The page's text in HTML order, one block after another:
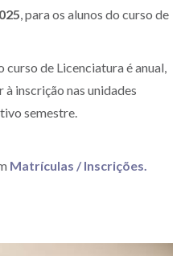
, para os alunos do curso de
de Licenciatura é anual,
inscrição nas unidades
semestre.
Matrículas / Inscrições.